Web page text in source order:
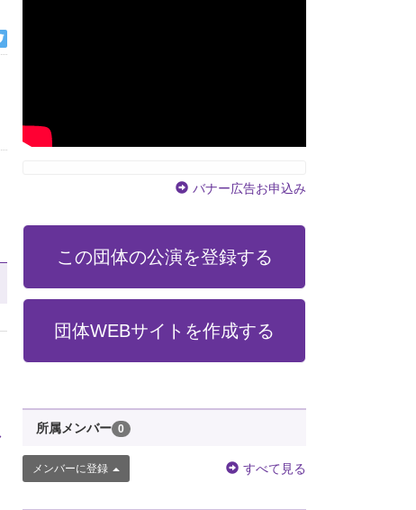
バナー広告お申込み
この団体の公演を登録する
団体WEBサイトを作成する
所属メンバー 0
メンバーに登録 すべて見る